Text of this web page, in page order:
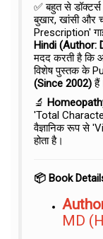
✅ बहुत से
बुखार, खांसी और
Prescription'
Hindi (Author:
मदद करती है कि
विशेष पुस्तक के
(Since 2002)
🔬
'Total
वैज्ञानिक रूप से
होता है।
📦 Book
MD